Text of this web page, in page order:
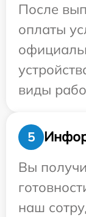
После
оплаты
виды
5
Вы
наш